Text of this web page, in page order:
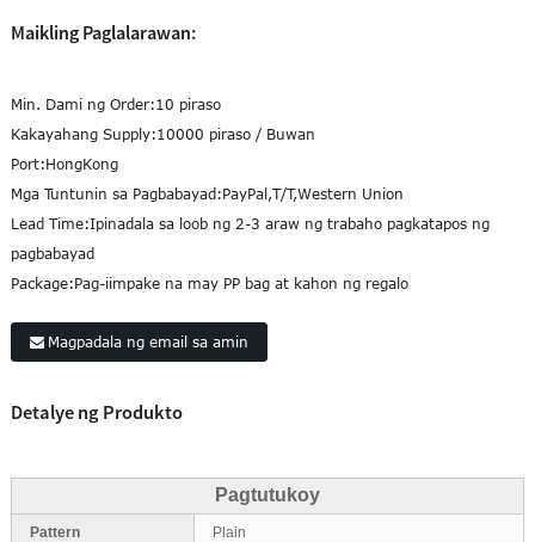
Maikling Paglalarawan:
Min. Dami ng Order:10 piraso
Kakayahang Supply:10000 piraso / Buwan
Port:HongKong
Mga Tuntunin sa Pagbabayad:PayPal,T/T,Western Union
Lead Time:Ipinadala sa loob ng 2-3 araw ng trabaho pagkatapos ng
pagbabayad
Package:Pag-iimpake na may PP bag at kahon ng regalo
Magpadala ng email sa amin
Detalye ng Produkto
Pagtutukoy
Pattern Plain